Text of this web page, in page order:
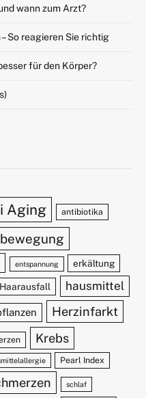
wann zum Arzt?
So reagieren Sie richtig
für den Körper?
Aging antibiotika
bewegung
entspannung erkältung
Haarausfall hausmittel
Herzinfarkt
Krebs
Pearl Index
schlaf